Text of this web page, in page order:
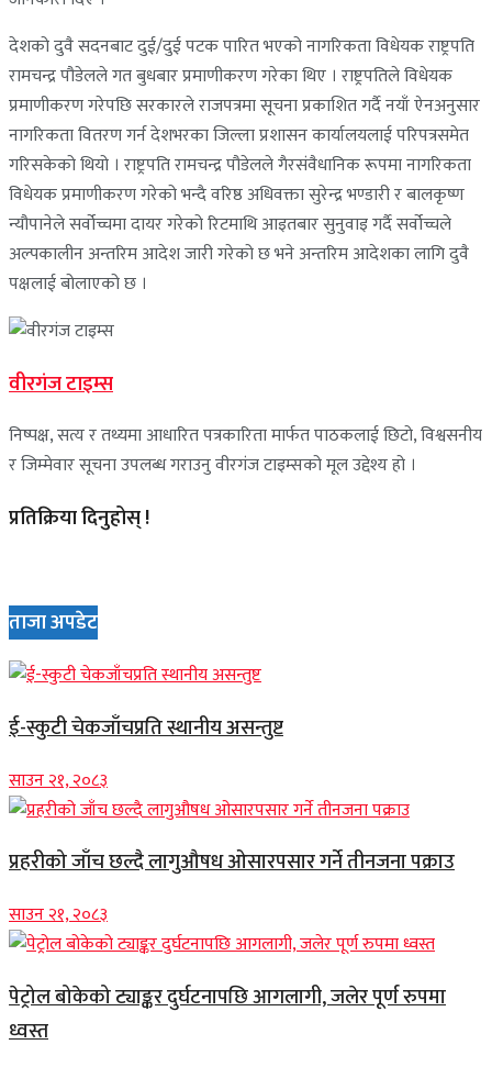
देशको दुवै सदनबाट दुई/दुई पटक पारित भएको नागरिकता विधेयक राष्ट्रपति
रामचन्द्र पौडेलले गत बुधबार प्रमाणीकरण गरेका थिए । राष्ट्रपतिले विधेयक
प्रमाणीकरण गरेपछि सरकारले राजपत्रमा सूचना प्रकाशित गर्दै नयाँ ऐनअनुसार
नागरिकता वितरण गर्न देशभरका जिल्ला प्रशासन कार्यालयलाई परिपत्रसमेत
गरिसकेको थियो । राष्ट्रपति रामचन्द्र पौडेलले गैरसंवैधानिक रूपमा नागरिकता
विधेयक प्रमाणीकरण गरेको भन्दै वरिष्ठ अधिवक्ता सुरेन्द्र भण्डारी र बालकृष्ण
न्यौपानेले सर्वोच्चमा दायर गरेको रिटमाथि आइतबार सुनुवाइ गर्दै सर्वोच्चले
अल्पकालीन अन्तरिम आदेश जारी गरेको छ भने अन्तरिम आदेशका लागि दुवै
पक्षलाई बोलाएको छ ।
वीरगंज टाइम्स
निष्पक्ष, सत्य र तथ्यमा आधारित पत्रकारिता मार्फत पाठकलाई छिटो, विश्वसनीय
र जिम्मेवार सूचना उपलब्ध गराउनु वीरगंज टाइम्सको मूल उद्देश्य हो ।
प्रतिक्रिया दिनुहोस् !
ताजा अपडेट
ई-स्कुटी चेकजाँचप्रति स्थानीय असन्तुष्ट
साउन २१, २०८३
प्रहरीको जाँच छल्दै लागुऔषध ओसारपसार गर्ने तीनजना पक्राउ
साउन २१, २०८३
पेट्रोल बोकेको ट्याङ्कर दुर्घटनापछि आगलागी, जलेर पूर्ण रुपमा
ध्वस्त